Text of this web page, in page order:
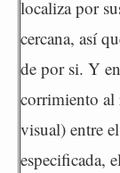
localiza por
cercana, así
de por si. Y
corrimiento al
visual) entre
especificada,